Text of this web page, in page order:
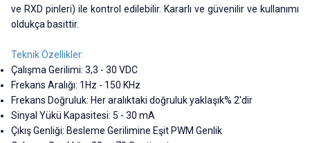
ve RXD pinleri) ile kontrol edilebilir. Kararlı ve güvenilir ve kullanımı
oldukça basittir.
Teknik Özellikler:
Çalışma Gerilimi: 3,3 - 30 VDC
Frekans Aralığı: 1Hz - 150 KHz
Frekans Doğruluk: Her aralıktaki doğruluk yaklaşık% 2'dir
Sinyal Yükü Kapasitesi: 5 - 30 mA
Çıkış Genliği: Besleme Gerilimine Eşit PWM Genlik